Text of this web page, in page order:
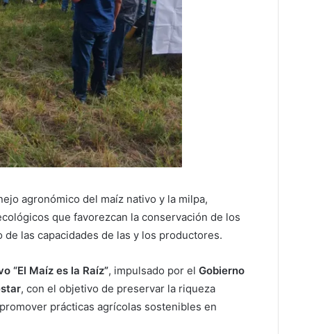
agronómico del maíz nativo y la milpa,
que favorezcan la conservación de los
las capacidades de las y los productores.
“El Maíz es la Raíz”, impulsado por el Gobierno
, con el objetivo de preservar la riqueza
prácticas agrícolas sostenibles en